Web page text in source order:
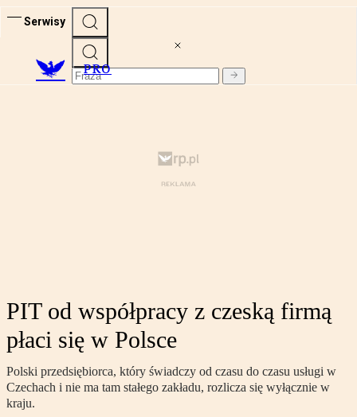
Serwisy
PRO
PIT od współpracy z czeską firmą
płaci się w Polsce
Polski przedsiębiorca, który świadczy od czasu do czasu usługi w
Czechach i nie ma tam stałego zakładu, rozlicza się wyłącznie w
kraju.